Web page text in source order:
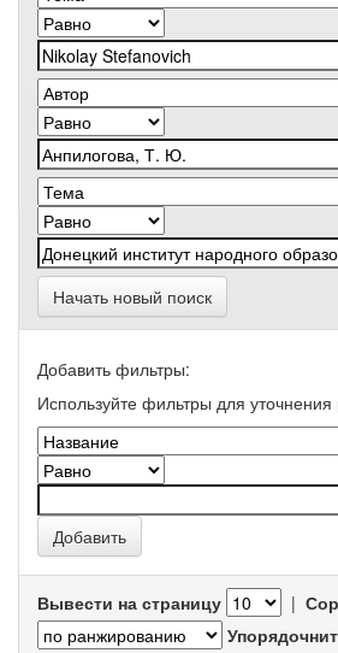
Начать новый поиск
Добавить фильтры:
Используйте фильтры для уточнения
Вывести на страницу |